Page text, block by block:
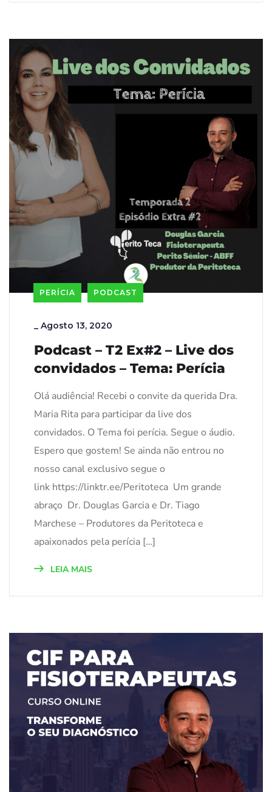
PERÍCIA PODCAST
_ Agosto 13, 2020
Podcast – T2 Ex#2 – Live dos
convidados – Tema: Perícia
Olá audiência! Recebi o convite da querida Dra.
Maria Rita para participar da live dos
convidados. O Tema foi perícia. Segue o áudio.
Espero que gostem! Se ainda não entrou no
nosso canal exclusivo segue o
link https://linktr.ee/Peritoteca Um grande
abraço Dr. Douglas Garcia e Dr. Tiago
Marchese – Produtores da Peritoteca e
apaixonados pela perícia […]
LEIA MAIS